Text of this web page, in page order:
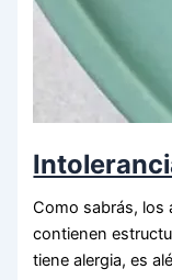
Como sabrás, los
contienen
tiene alergia, es